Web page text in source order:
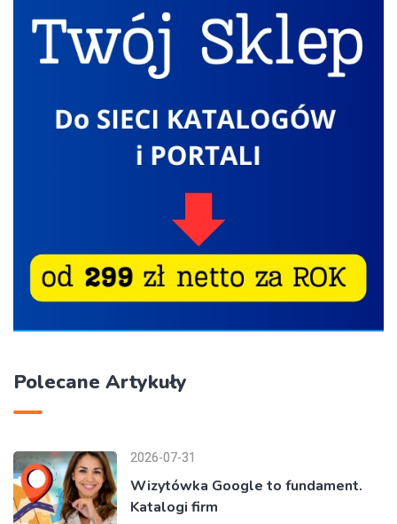
Polecane Artykuły
2026-07-31
Wizytówka Google to fundament.
Katalogi firm